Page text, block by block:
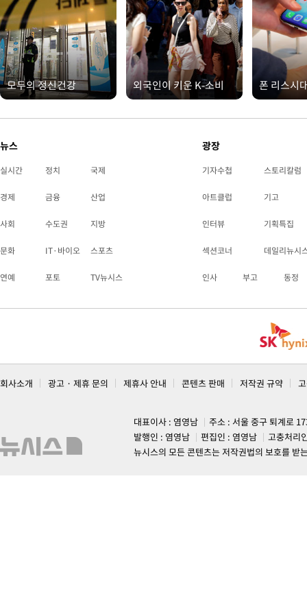
모두의 정신건강 외국인이 키운 K-소비 폰 리스시
뉴스
실시간 정치 국제
경제 금융 산업
사회 수도권 지방
문화 IT·바이오 스포츠
연예 포토 TV뉴시스
광장
기자수첩 스토리칼럼
아트클럽 기고
인터뷰 기획특집
섹션코너 데일리뉴시
인사 부고 동정
회사소개 광고 · 제휴 문의 제휴사 안내 콘텐츠 판매 저작권 규약
대표이사 : 염영남
주소 : 서울 중구 퇴계로
발행인 : 염영남
편집인 : 염영남
고충처리
뉴시스의 모든 콘텐츠는 저작권법의 보호를